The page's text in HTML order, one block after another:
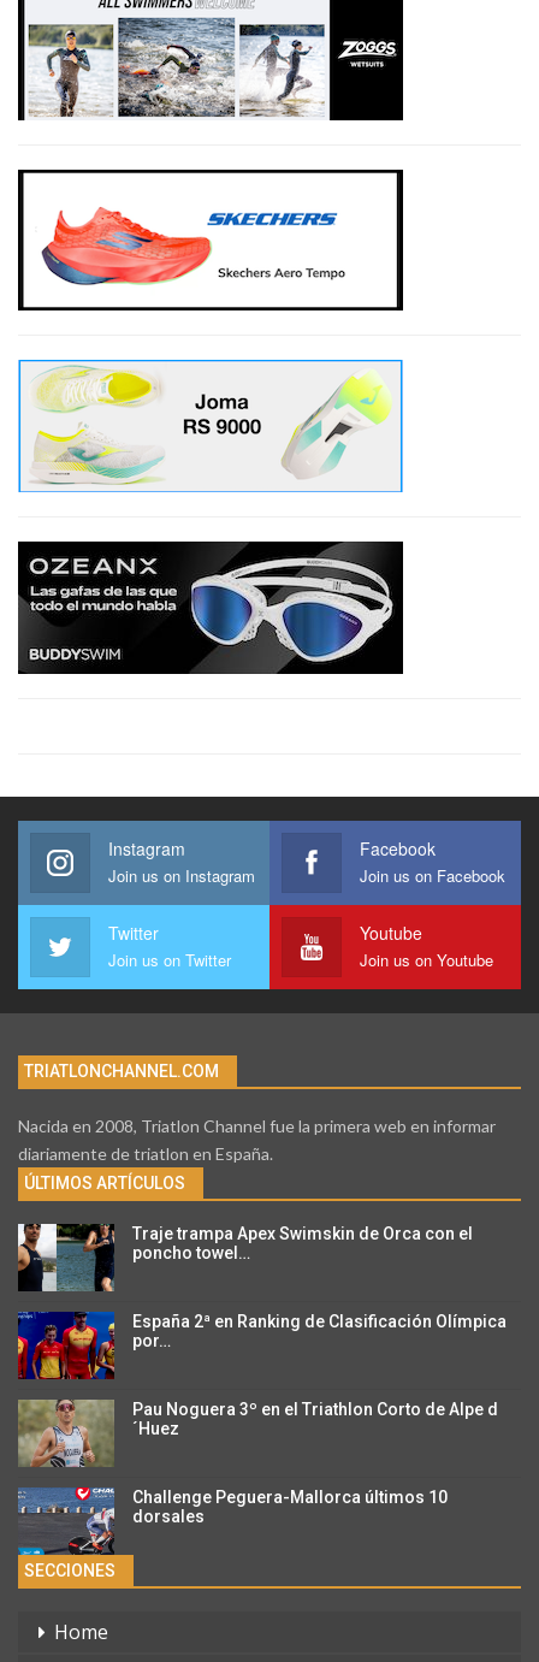
Instagram
Join us on Instagram
Facebook
Join us on Facebook
Twitter
Join us on Twitter
Youtube
Join us on Youtube
TRIATLONCHANNEL.COM
Nacida en 2008, Triatlon Channel fue la primera web en informar
diariamente de triatlon en España.
ÚLTIMOS ARTÍCULOS
Traje trampa Apex Swimskin de Orca con el
poncho towel…
España 2ª en Ranking de Clasificación Olímpica
por…
Pau Noguera 3º en el Triathlon Corto de Alpe d
´Huez
Challenge Peguera-Mallorca últimos 10
dorsales
SECCIONES
Home